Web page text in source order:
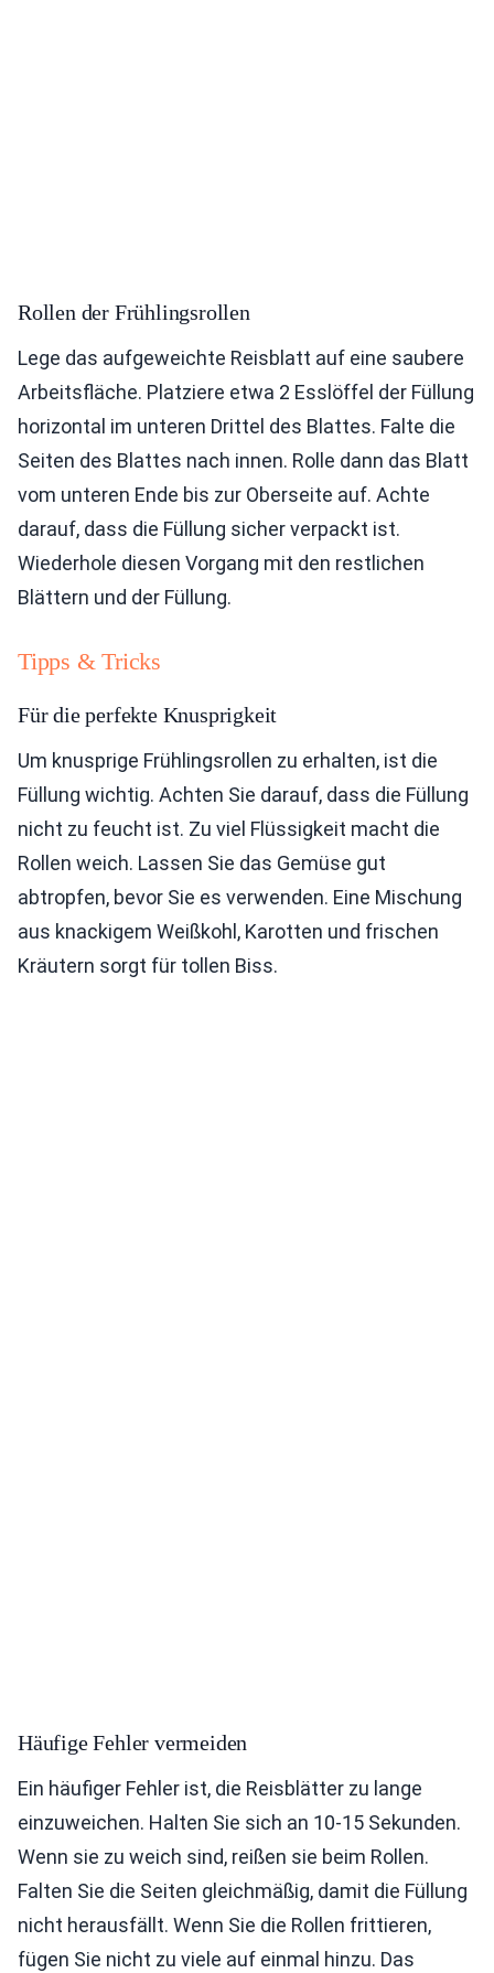
Rollen der Frühlingsrollen
Lege das aufgeweichte Reisblatt auf eine saubere
Arbeitsfläche. Platziere etwa 2 Esslöffel der Füllung
horizontal im unteren Drittel des Blattes. Falte die
Seiten des Blattes nach innen. Rolle dann das Blatt
vom unteren Ende bis zur Oberseite auf. Achte
darauf, dass die Füllung sicher verpackt ist.
Wiederhole diesen Vorgang mit den restlichen
Blättern und der Füllung.
Tipps & Tricks
Für die perfekte Knusprigkeit
Um knusprige Frühlingsrollen zu erhalten, ist die
Füllung wichtig. Achten Sie darauf, dass die Füllung
nicht zu feucht ist. Zu viel Flüssigkeit macht die
Rollen weich. Lassen Sie das Gemüse gut
abtropfen, bevor Sie es verwenden. Eine Mischung
aus knackigem Weißkohl, Karotten und frischen
Kräutern sorgt für tollen Biss.
Häufige Fehler vermeiden
Ein häufiger Fehler ist, die Reisblätter zu lange
einzuweichen. Halten Sie sich an 10-15 Sekunden.
Wenn sie zu weich sind, reißen sie beim Rollen.
Falten Sie die Seiten gleichmäßig, damit die Füllung
nicht herausfällt. Wenn Sie die Rollen frittieren,
fügen Sie nicht zu viele auf einmal hinzu. Das